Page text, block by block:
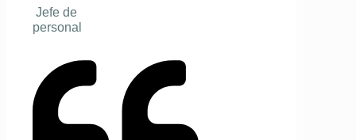
Jefe de
personal